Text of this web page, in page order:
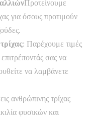
Προτείνουμε
για όσους προτιμούν
: Παρέχουμε τιμές
σας να
να λαμβάνετε
ανθρώπινης τρίχας
φυσικών και